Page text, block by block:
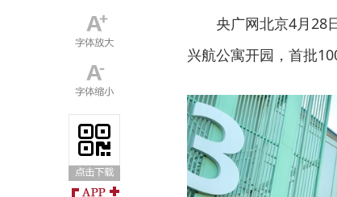
央广网北京4月28
兴航公寓开园，首批